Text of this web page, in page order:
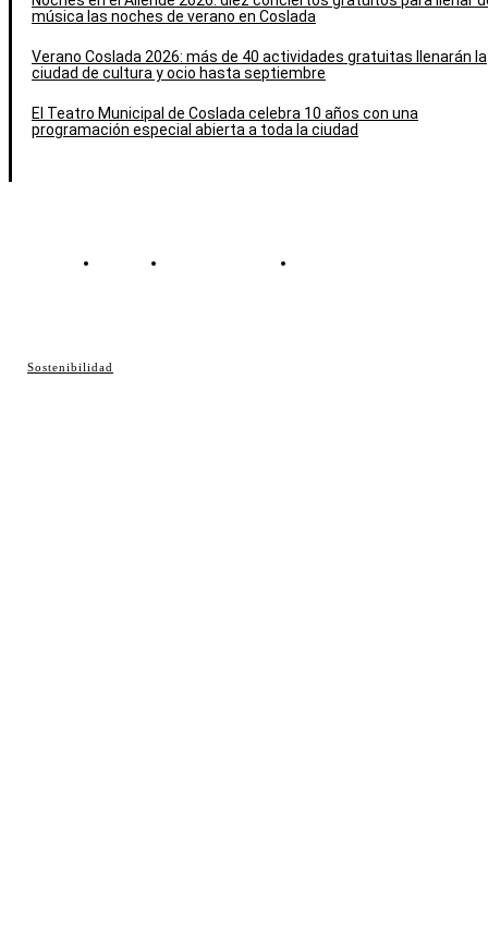
Sostenibilidad
música las noches de verano en Coslada
Verano Coslada 2026: más de 40 actividades gratuitas llenarán la
ciudad de cultura y ocio hasta septiembre
El Teatro Municipal de Coslada celebra 10 años con una
programación especial abierta a toda la ciudad
Contacto Política de cookies